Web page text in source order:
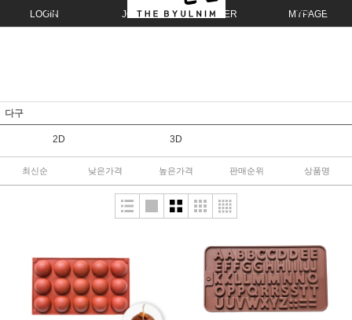
LOGIN JOIN ORDER MYPAGE
다구
2D 3D
최신순 낮은가격 높은가격 판매순위 상품명